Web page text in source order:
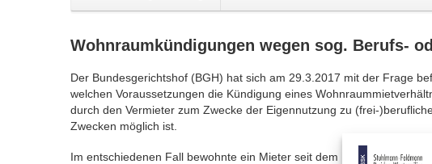
Wohnraumkündigungen wegen sog. Berufs-
Der Bundesgerichtshof (BGH) hat sich am 29.3.2017 mit der Frage
welchen Voraussetzungen die Kündigung eines
durch den Vermieter zum Zwecke der Eigennutzung zu (frei-
Zwecken möglich ist.
Im entschiedenen Fall bewohnte ein Mieter seit dem 1.7.1977 eine 27